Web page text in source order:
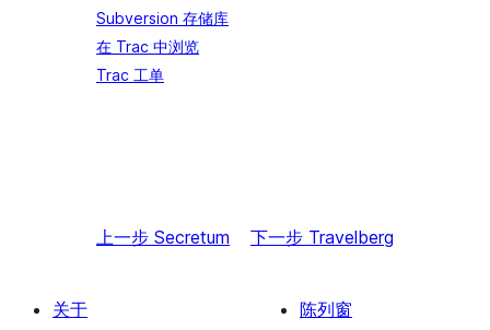
Subversion 存储库
在 Trac 中浏览
Trac 工单
上一步 Secretum 下一步 Travelberg
关于
陈列窗